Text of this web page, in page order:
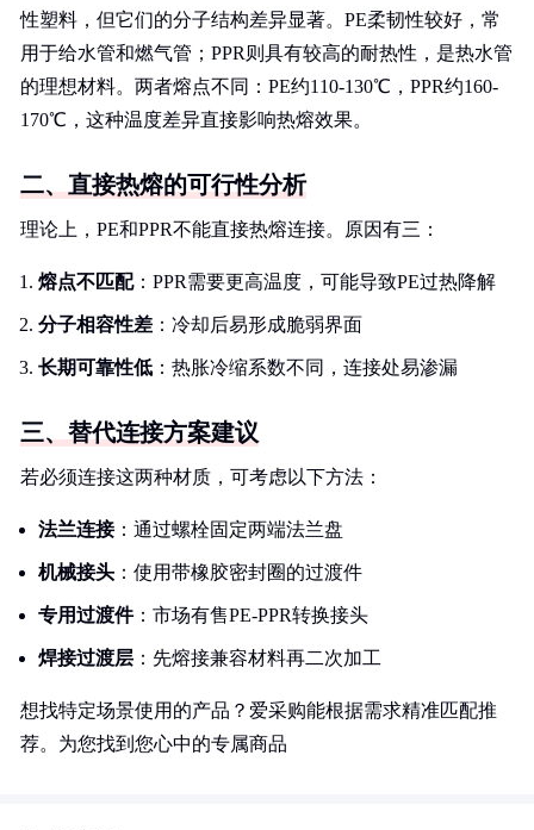
性塑料，但它们的分子结构差异显著。PE柔韧性较好，常
用于给水管和燃气管；PPR则具有较高的耐热性，是热水管
的理想材料。两者熔点不同：PE约110-130℃，PPR约160-
170℃，这种温度差异直接影响热熔效果。
二、直接热熔的可行性分析
理论上，PE和PPR不能直接热熔连接。原因有三：
熔点不匹配：PPR需要更高温度，可能导致PE过热降解
分子相容性差 ：冷却后易形成脆弱界面
长期可靠性低 ：热胀冷缩系数不同，连接处易渗漏
三、替代连接方案建议
若必须连接这两种材质，可考虑以下方法：
法兰连接：通过螺栓固定两端法兰盘
机械接头 ：使用带橡胶密封圈的过渡件
专用过渡件：市场有售PE-PPR转换接头
焊接过渡层 ：先熔接兼容材料再二次加工
想找特定场景使用的产品？爱采购能根据需求精准匹配推
荐。为您找到您心中的专属商品